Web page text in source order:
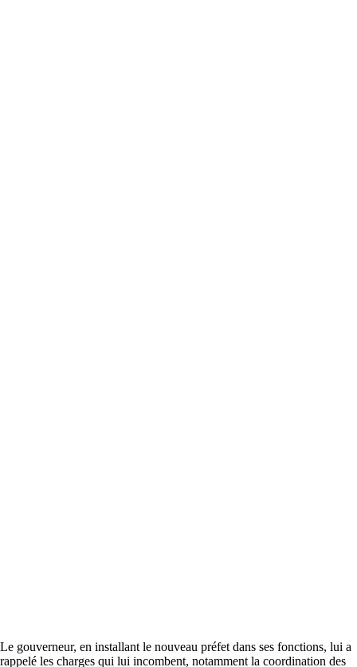
Le gouverneur, en installant le nouveau préfet dans ses fonctions, lui a
rappelé les charges qui lui incombent, notamment la coordination des